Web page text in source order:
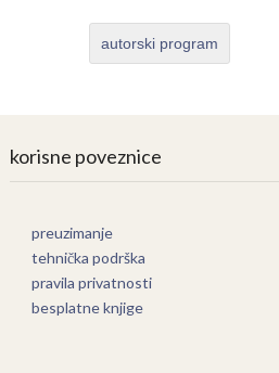
autorski program
korisne poveznice
preuzimanje
tehnička podrška
pravila privatnosti
besplatne knjige